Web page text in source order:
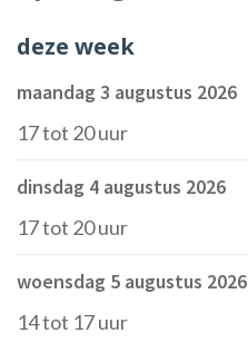
deze week
maandag 3 augustus 2026
17tot 20uur
dinsdag 4 augustus 2026
17tot 20uur
woensdag 5 augustus 2026
14tot 17uur